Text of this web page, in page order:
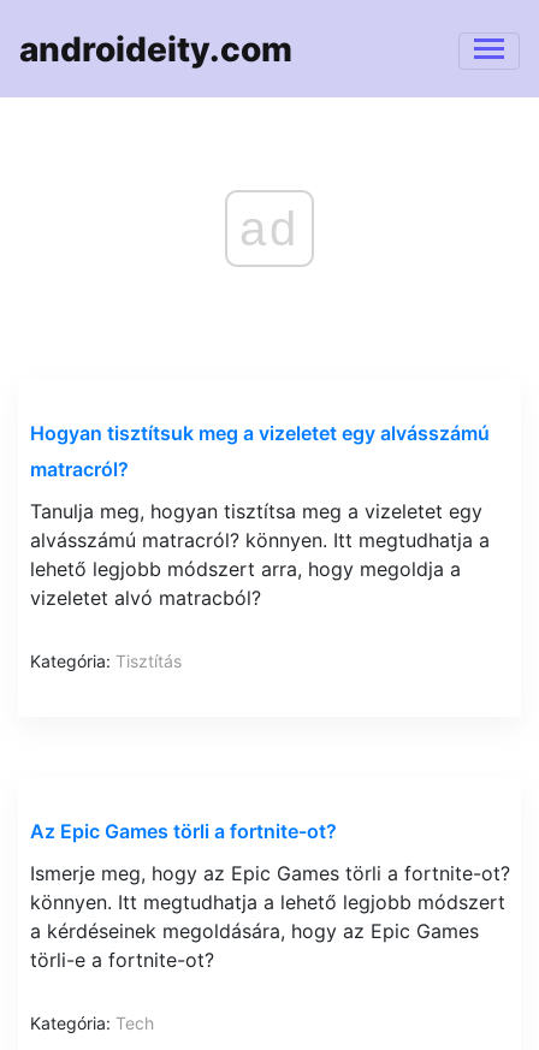
androideity.com
ad
Hogyan tisztítsuk meg a vizeletet egy alvásszámú
matracról?
Tanulja meg, hogyan tisztítsa meg a vizeletet egy
alvásszámú matracról? könnyen. Itt megtudhatja a
lehető legjobb módszert arra, hogy megoldja a
vizeletet alvó matracból?
Kategória: Tisztítás
Az Epic Games törli a fortnite-ot?
Ismerje meg, hogy az Epic Games törli a fortnite-ot?
könnyen. Itt megtudhatja a lehető legjobb módszert
a kérdéseinek megoldására, hogy az Epic Games
törli-e a fortnite-ot?
Kategória: Tech